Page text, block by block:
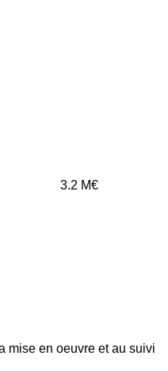
3.2 M€
mise en oeuvre et au suivi